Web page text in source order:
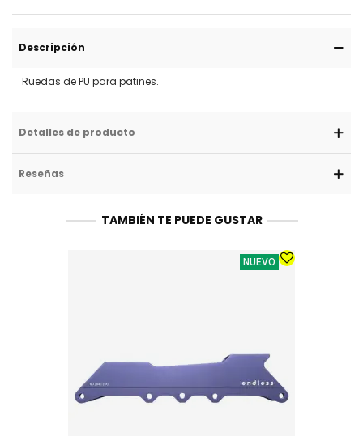
Descripción
Ruedas de PU para patines.
Detalles de producto
Reseñas
TAMBIÉN TE PUEDE GUSTAR
NUEVO